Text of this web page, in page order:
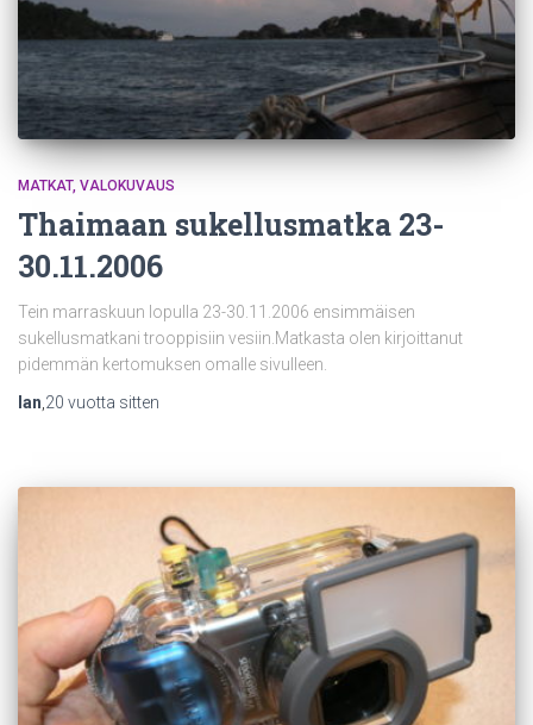
MATKAT VALOKUVAUS
Thaimaan sukellusmatka 23-
30.11.2006
Tein marraskuun lopulla 23-30.11.2006 ensimmäisen
sukellusmatkani trooppisiin vesiin.Matkasta olen kirjoittanut
pidemmän kertomuksen omalle sivulleen.
Ian 20 vuotta sitten